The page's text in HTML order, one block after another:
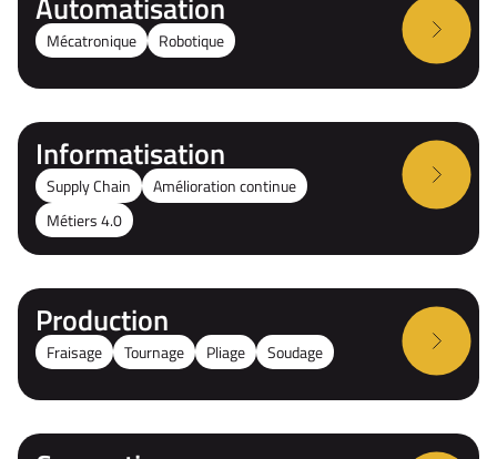
Mécatronique Robotique
Informatisation
Supply Chain
Amélioration continue
Métiers 4.0
Production
Fraisage Tournage Pliage Soudage